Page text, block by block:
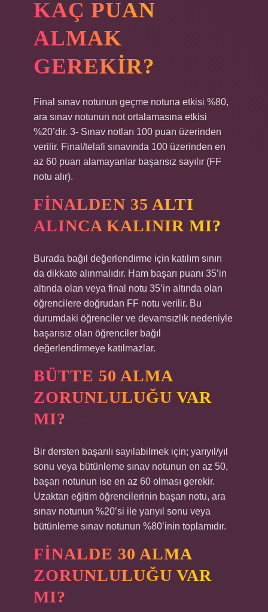
KAÇ PUAN
ALMAK
GEREKIR?
Final sınav notunun geçme notuna etkisi %80,
ara sınav notunun not ortalamasına etkisi
%20’dir. 3- Sınav notları 100 puan üzerinden
verilir. Final/telafi sınavında 100 üzerinden en
az 60 puan alamayanlar başarısız sayılır (FF
notu alır).
FINALDEN 35 ALTI
ALINCA KALINIR MI?
Burada bağıl değerlendirme için katılım sınırı
da dikkate alınmalıdır. Ham başarı puanı 35’in
altında olan veya final notu 35’in altında olan
öğrencilere doğrudan FF notu verilir. Bu
durumdaki öğrenciler ve devamsızlık nedeniyle
başarısız olan öğrenciler bağıl
değerlendirmeye katılmazlar.
BÜTTE 50 ALMA
ZORUNLULUĞU VAR
MI?
Bir dersten başarılı sayılabilmek için; yarıyıl/yıl
sonu veya bütünleme sınav notunun en az 50,
başarı notunun ise en az 60 olması gerekir.
Uzaktan eğitim öğrencilerinin başarı notu, ara
sınav notunun %20’si ile yarıyıl sonu veya
bütünleme sınav notunun %80’inin toplamıdır.
FINALDE 30 ALMA
ZORUNLULUĞU VAR
MI?